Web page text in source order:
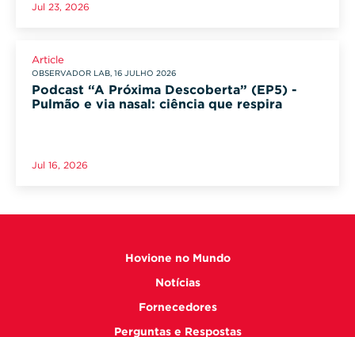
Jul 23, 2026
Article
OBSERVADOR LAB, 16 JULHO 2026
Podcast “A Próxima Descoberta” (EP5) -
Pulmão e via nasal: ciência que respira
Jul 16, 2026
Hovione no Mundo
Notícias
Fornecedores
Perguntas e Respostas